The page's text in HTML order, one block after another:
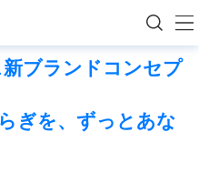
ブランドコンセプ
ぎを、ずっとあな